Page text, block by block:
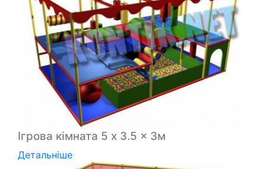
Ігрова кімната 5 x 3.5 x 3м
Детальніше